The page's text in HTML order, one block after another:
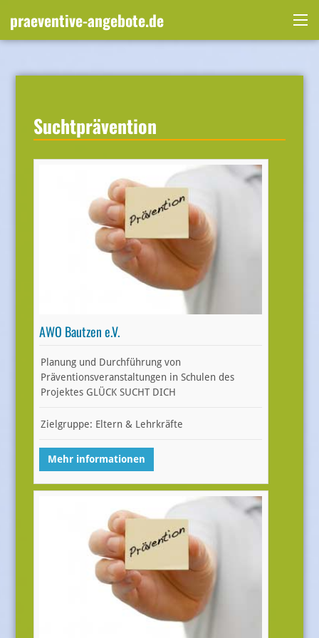
praeventive-angebote.de
Suchtprävention
AWO Bautzen e.V.
Planung und Durchführung von
Präventionsveranstaltungen in Schulen des
Projektes GLÜCK SUCHT DICH
Zielgruppe: Eltern & Lehrkräfte
Mehr informationen